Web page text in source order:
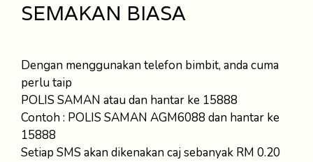
SEMAKAN BIASA
Dengan menggunakan telefon bimbit, anda cuma
perlu taip
POLIS SAMAN atau dan hantar ke 15888
Contoh : POLIS SAMAN AGM6088 dan hantar ke
15888
Setiap SMS akan dikenakan caj sebanyak RM 0.20